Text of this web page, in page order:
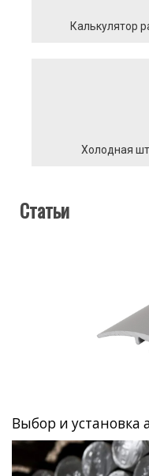
Калькулятор
Холодная
Статьи
Выбор и